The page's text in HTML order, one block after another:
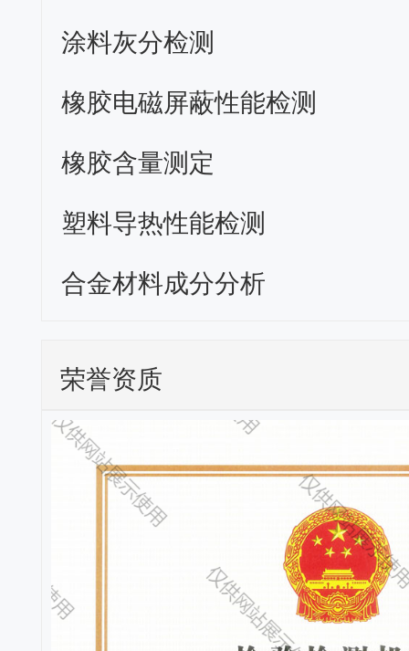
涂料灰分检测
橡胶电磁屏蔽性能检测
橡胶含量测定
塑料导热性能检测
合金材料成分分析
荣誉资质